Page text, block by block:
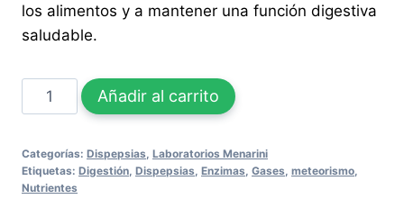
los alimentos y a mantener una función digestiva
saludable.
ESPASMO
DIGESTOMEN
Comprimidos
cantidad
Añadir al carrito
Categorías: Dispepsias Laboratorios Menarini
Etiquetas: Digestión Dispepsias Enzimas Gases meteorismo
Nutrientes